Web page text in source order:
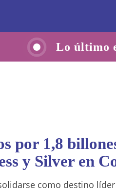
Lo último
por 1,8
y Silver en
como destino